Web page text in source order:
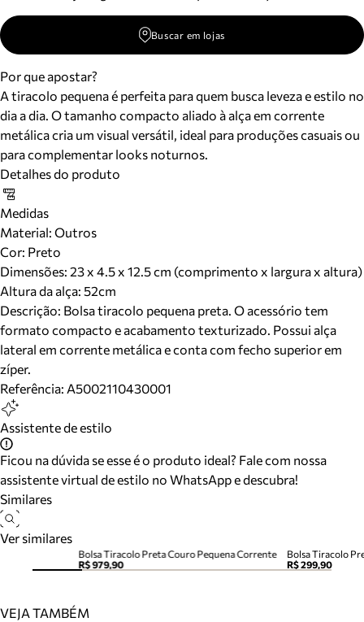
Buscar em lojas
Por que apostar?
A tiracolo pequena é perfeita para quem busca leveza e estilo no
dia a dia. O tamanho compacto aliado à alça em corrente
metálica cria um visual versátil, ideal para produções casuais ou
para complementar looks noturnos.
Detalhes do produto
Medidas
Material: Outros
Cor: Preto
Dimensões: 23 x 4.5 x 12.5 cm (comprimento x largura x altura)
Altura da alça: 52cm
Descrição: Bolsa tiracolo pequena preta. O acessório tem
formato compacto e acabamento texturizado. Possui alça
lateral em corrente metálica e conta com fecho superior em
zíper.
Referência: A5002110430001
Assistente de estilo
Ficou na dúvida se esse é o produto ideal? Fale com nossa
assistente virtual de estilo no WhatsApp e descubra!
Similares
Ver similares
Bolsa Tiracolo Preta Couro Pequena Corrente
R$ 979,90
Bolsa Tiracolo
R$ 299,90
VEJA TAMBÉM